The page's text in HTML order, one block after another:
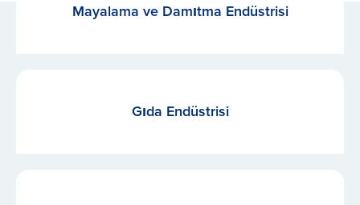
Mayalama ve Damıtma Endüstrisi
Gıda Endüstrisi